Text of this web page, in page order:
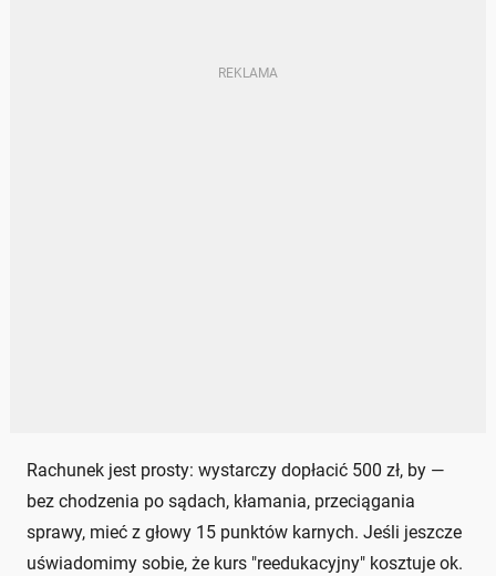
Rachunek jest prosty: wystarczy dopłacić 500 zł, by —
bez chodzenia po sądach, kłamania, przeciągania
sprawy, mieć z głowy 15 punktów karnych. Jeśli jeszcze
uświadomimy sobie, że kurs "reedukacyjny" kosztuje ok.